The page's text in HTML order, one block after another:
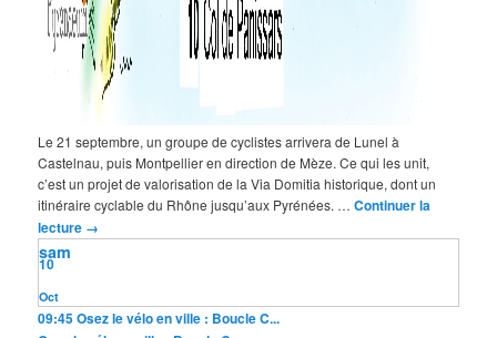
Le 21 septembre, un groupe de cyclistes arrivera de Lunel à
Castelnau, puis Montpellier en direction de Mèze. Ce qui les unit,
c’est un projet de valorisation de la Via Domitia historique, dont un
itinéraire cyclable du Rhône jusqu’aux Pyrénées. …Continuer la
lecture →
Oct
10
sam
09:45Osez le vélo en ville : Boucle C...